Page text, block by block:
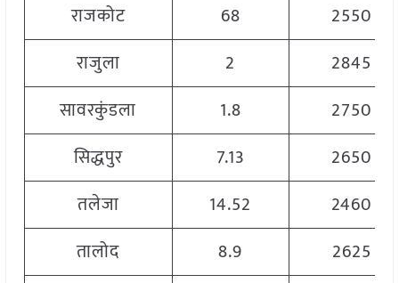
राजकोट
68
2550
राजुला
2
2845
सावरकुंडला
1.8
2750
सिद्धपुर
7.13
2650
तलेजा
14.52
2460
तालोद
8.9
2625